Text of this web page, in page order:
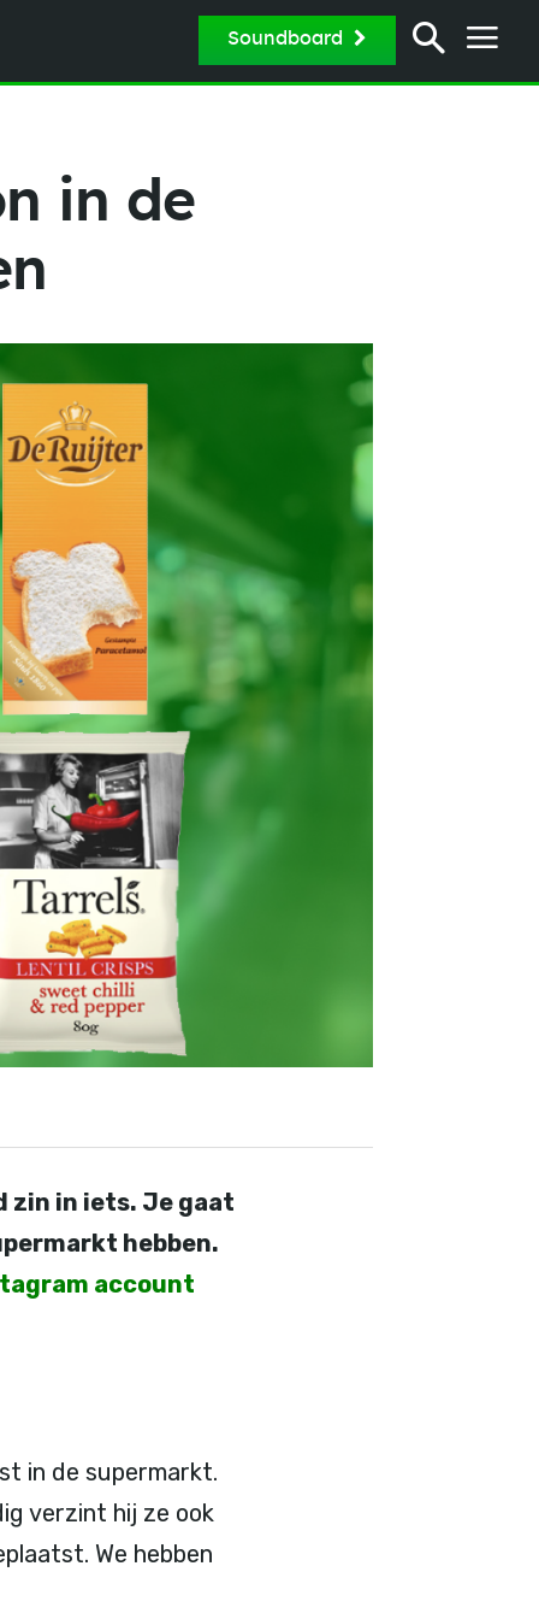
Soundboard
in de
zin in iets. Je gaat
hebben.
account
in de supermarkt.
verzint hij ze ook
We hebben